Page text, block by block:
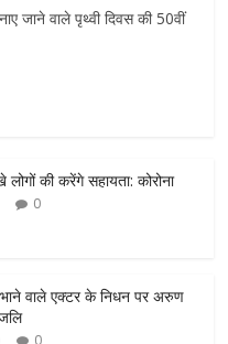
जाने वाले पृथ्वी दिवस की 50वीं
की करेंगे सहायता: कोरोना
0
वाले एक्टर के निधन पर अरुण
0